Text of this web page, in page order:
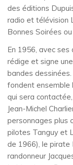
des éditions
radio et télévision
Bonnes Soirées
En 1956, avec
rédige et signe
bandes dessinées.
fondent ensemble
qui sera
Jean-Michel
personnages plus
pilotes Tanguy et
de 1966), le pirate
randonneur